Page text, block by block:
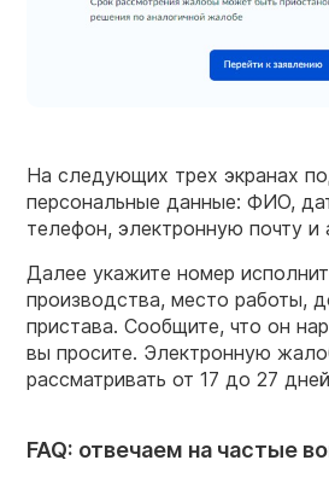
На следующих трех экранах
персональные данные: ФИО,
телефон, электронную почту и
Далее укажите номер
производства, место работы,
пристава. Сообщите, что он
вы просите. Электронную
рассматривать от 17 до 27
FAQ: отвечаем на частые